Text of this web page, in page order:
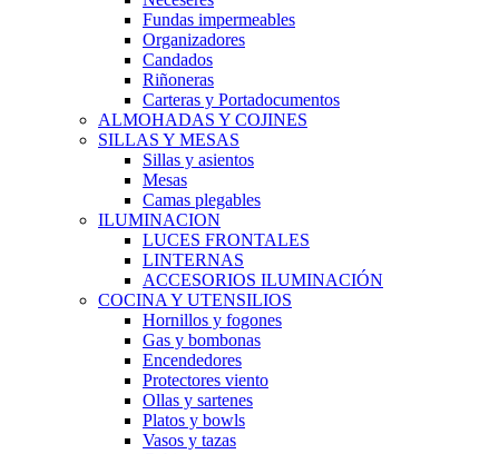
Fundas impermeables
Organizadores
Candados
Riñoneras
Carteras y Portadocumentos
ALMOHADAS Y COJINES
SILLAS Y MESAS
Sillas y asientos
Mesas
Camas plegables
ILUMINACION
LUCES FRONTALES
LINTERNAS
ACCESORIOS ILUMINACIÓN
COCINA Y UTENSILIOS
Hornillos y fogones
Gas y bombonas
Encendedores
Protectores viento
Ollas y sartenes
Platos y bowls
Vasos y tazas